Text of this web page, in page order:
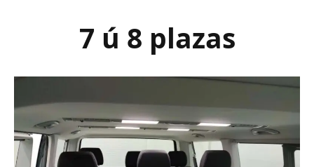
7 ú 8 plazas